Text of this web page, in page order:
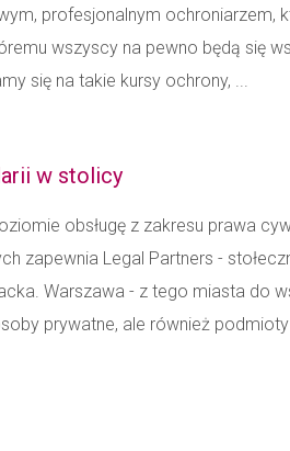
profesjonalnym ochroniarzem,
wszyscy na pewno będą się
się na takie kursy ochrony, ...
w stolicy
obsługę z zakresu prawa
zapewnia Legal Partners -
Warszawa - z tego miasta do
prywatne, ale również podmioty